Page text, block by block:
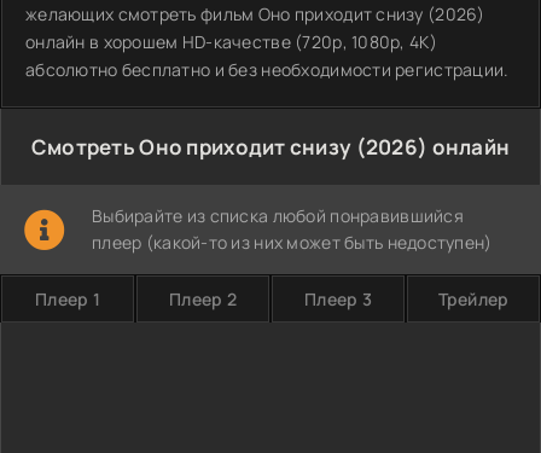
желающих смотреть фильм Оно приходит снизу (2026)
онлайн в хорошем HD-качестве (720p, 1080p, 4K)
абсолютно бесплатно и без необходимости регистрации.
Смотреть Оно приходит снизу (2026) онлайн
Выбирайте из списка любой понравившийся
плеер (какой-то из них может быть недоступен)
Плеер 1 Плеер 2 Плеер 3 Трейлер